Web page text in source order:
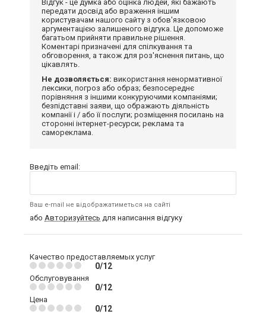
Відгук - це думка або оцінка людей, які бажають
передати досвід або враження іншим
користувачам нашого сайту з обов'язковою
аргументацією залишеного відгука. Це допоможе
багатьом прийняти правильне рішення.
Коментарі призначені для спілкування та
обговорення, а також для роз'яснення питань, що
цікавлять.
Не дозволяється: використання ненормативної
лексики, погроз або образ; безпосереднє
порівняння з іншими конкуруючими компаніями;
безпідставні заяви, що ображають діяльність
компанії і / або її послуги; розміщення посилань на
сторонні інтернет-ресурси; реклама та
самореклама.
Введіть email:
Ваш e-mail не відображатиметься на сайті
або Авторизуйтесь для написання відгуку
Качество предоставляемых услуг
0/12
Обслуговування
0/12
Цена
0/12